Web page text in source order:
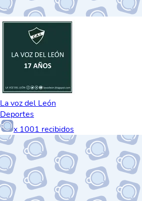
La voz del León
Deportes
x 1001 recibidos